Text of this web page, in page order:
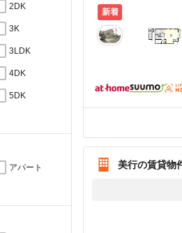
2DK
3K
3LDK
4DK
5DK
アパート
新着
美行の賃貸物